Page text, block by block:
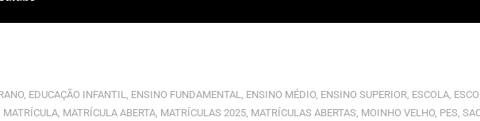
EDUCAÇÃO INFANTIL ENSINO FUNDAMENTAL ENSINO MÉDIO ENSINO SUPERIOR ESCOLA
MATRÍCULA MATRÍCULA ABERTA MATRÍCULAS 2025 MATRÍCULAS ABERTAS MOINHO VELHO PES